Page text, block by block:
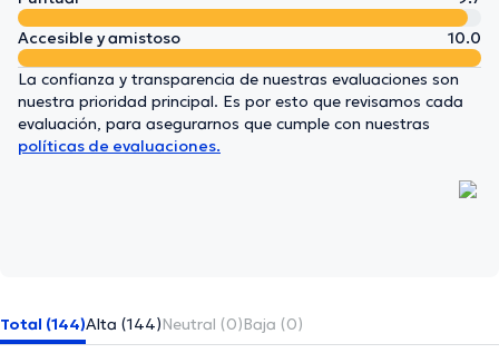
Accesible y amistoso
10.0
La confianza y transparencia de nuestras evaluaciones son
nuestra prioridad principal. Es por esto que revisamos cada
evaluación, para asegurarnos que cumple con nuestras
políticas de evaluaciones.
Total (144)Alta (144)Neutral (0)Baja (0)